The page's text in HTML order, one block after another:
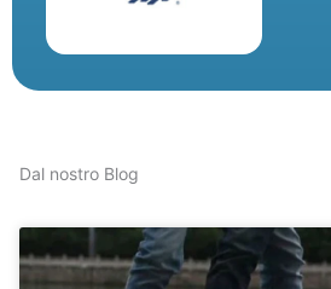
Dal nostro Blog